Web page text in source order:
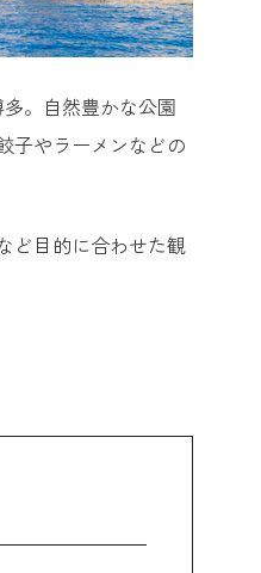
。自然豊かな公園
子やラーメンなどの
ど目的に合わせた観